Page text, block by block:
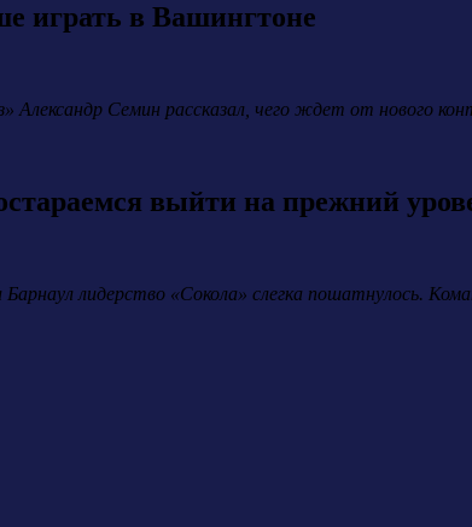
играть в Вашингтоне
Семин рассказал, чего ждет от нового
выйти на прежний
лидерство «Сокола» слегка пошатнулось.